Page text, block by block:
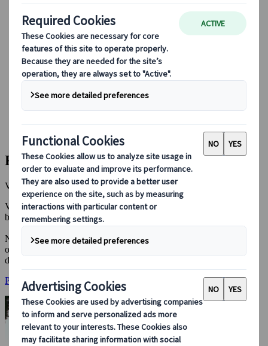
Sesongbaserte reisetips
Høydepunkter fra destinasjonen
Kulturell innsikt
Kulinariske eventyr
Utforsk Japan med tog
Ofte stilte spørsmål
Viktig informasjon
Etikette i Japan
Kjøring i Japan
Booking hos oss
Japan Rail Pass
Overnatting
Online reiseråd
Reis til Japan med oss
Vi skreddersyr drømmereisen din til Japan.
Våre reisekonsulenter har flere tiårs erfaring med reiser til Japan og
brenner for å skape reiser som er tilpasset deg og dine ønsker.
Når du reiser med oss, får du oppdatert kunnskap, solid ekspertise
og personlig veiledning hele veien. Fra de første reisedrømmene til
den endelige bestillingen.
Planlegg reisen din nå